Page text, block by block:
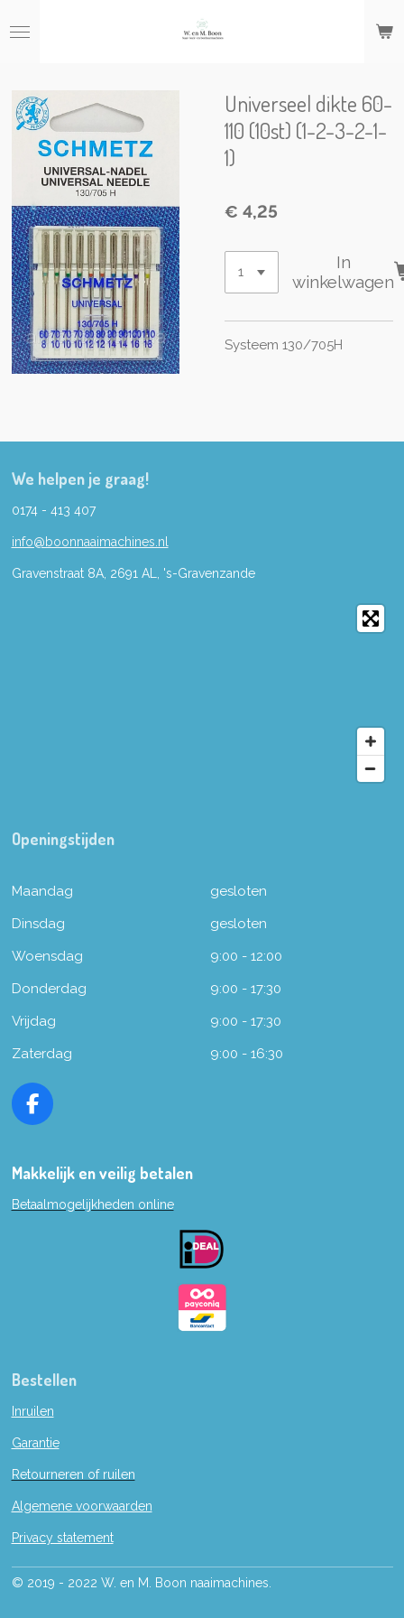
direct
hoofdinhoud
Universeel dikte 60-
110 (10st) (1-2-3-2-1-
1)
€ 4,25
In
winkelwagen
Systeem 130/705H
We helpen je graag!
0174 - 413 407
info@boonnaaimachines.nl
Gravenstraat 8A, 2691 AL, 's-Gravenzande
Openingstijden
Maandag
gesloten
Dinsdag
gesloten
Woensdag
9:00 - 12:00
Donderdag
9:00 - 17:30
Vrijdag
9:00 - 17:30
Zaterdag
9:00 - 16:30
F
e
o
Makkelijk en veilig betalen
Betaalmogelijkheden online
Bestellen
Inruilen
Garantie
Retourneren of ruilen
Algemene voorwaarden
Privacy statement
© 2019 - 2022 W. en M. Boon naaimachines.